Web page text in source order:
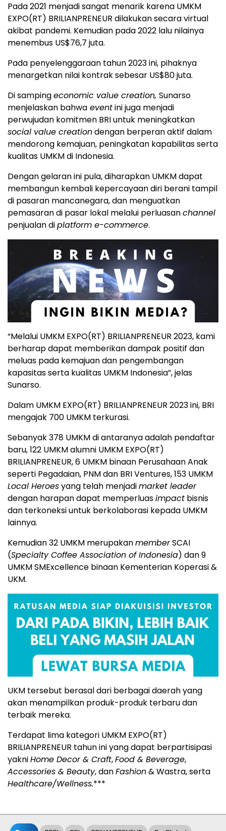
Pada 2021 menjadi sangat menarik karena UMKM
EXPO(RT) BRILIANPRENEUR dilakukan secara virtual
akibat pandemi. Kemudian pada 2022 lalu nilainya
menembus US$76,7 juta.
Pada penyelenggaraan tahun 2023 ini, pihaknya
menargetkan nilai kontrak sebesar US$80 juta.
Di sampingeconomic value creation, Sunarso
menjelaskan bahwa eventini juga menjadi
perwujudan komitmen BRI untuk meningkatkan
social value creationdengan berperan aktif dalam
mendorong kemajuan, peningkatan kapabilitas serta
kualitas UMKM di Indonesia.
Dengan gelaran ini pula, diharapkan UMKM dapat
membangun kembali kepercayaan diri berani tampil
di pasaran mancanegara, dan menguatkan
pemasaran di pasar lokal melalui perluasanchannel
penjualan diplatform e-commerce.
“Melalui UMKM EXPO(RT) BRILIANPRENEUR 2023, kami
berharap dapat memberikan dampak positif dan
meluas pada kemajuan dan pengembangan
kapasitas serta kualitas UMKM Indonesia”, jelas
Sunarso.
Dalam UMKM EXPO(RT) BRILIANPRENEUR 2023 ini, BRI
mengajak 700 UMKM terkurasi.
Sebanyak 378 UMKM di antaranya adalah pendaftar
baru, 122 UMKM alumni UMKM EXPO(RT)
BRILIANPRENEUR, 6 UMKM binaan Perusahaan Anak
seperti Pegadaian, PNM dan BRI Ventures, 153 UMKM
Local Heroesyang telah menjadimarket leader
dengan harapan dapat memperluasimpact bisnis
dan terkoneksi untuk berkolaborasi kepada UMKM
lainnya.
Kemudian 32 UMKM merupakanmemberSCAI
(Specialty Coffee Association of Indonesia) dan 9
UMKM SMExcellence binaan Kementerian Koperasi &
UKM.
UKM tersebut berasal dari berbagai daerah yang
akan menampilkan produk-produk terbaru dan
terbaik mereka.
Terdapat lima kategori UMKM EXPO(RT)
BRILIANPRENEUR tahun ini yang dapat berpartisipasi
yakniHome Decor & Craft,Food & Beverage,
Accessories & Beauty, danFashion& Wastra, serta
Healthcare/Wellness.***